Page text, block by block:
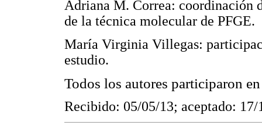
Adriana M. Correa: coordinación
de la técnica molecular de PFGE.
María Virginia Villegas:
estudio.
Todos los autores participaron
Recibido: 05/05/13; aceptado: 17/